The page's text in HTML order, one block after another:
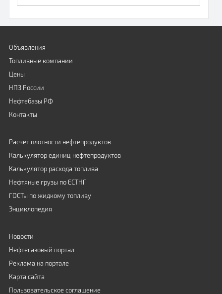
Объявления
Топливные компании
Цены
НПЗ России
Нефтебазы РФ
Контакты
Расчет плотности нефтепродуктов
Калькулятор единиц нефтепродуктов
Калькулятор расхода топлива
Нефтяные грузы по ЕСТНГ
ГОСТы по жидкому топливу
Энциклопедия
Новости
Нефтегазовый портал
Реклама на портале
Карта сайта
Пользовательское соглашение